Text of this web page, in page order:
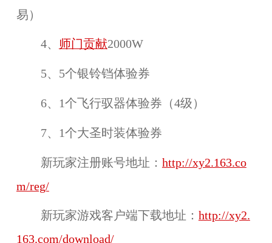
易）
4、 师门贡献2000W
5、5个银铃铛体验券
6、1个飞行驭器体验券（4级）
7、1个大圣时装体验券
新玩家注册账号地址： http://xy2.163.co
m/reg/
新玩家游戏客户端下载地址： http://xy2.
163.com/download/